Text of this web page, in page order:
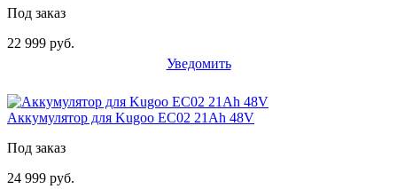
Под заказ
22 999 руб.
Уведомить
Аккумулятор для Kugoo EC02 21Ah 48V
Под заказ
24 999 руб.